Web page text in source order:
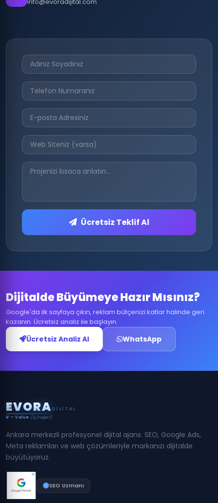
Ücretsiz Teklif Al
Dijitalde Büyümeye Hazır Mısınız?
Google'da ilk sayfaya çıkın, reklam bütçenizi katlar halinde geri
kazanın. Ücretsiz analiz ile başlayın.
Ücretsiz Analiz Al WhatsApp
EVORA DIJITAL
V — Value (İş Değeri)
Ankara merkezli profesyonel dijital ajans. SEO, Google Ads,
Meta reklamları ve web çözümleriyle markanızı dijitalde
büyütüyoruz.
SEO Uzmanı